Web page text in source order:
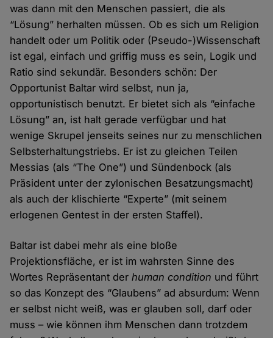
was dann mit den Menschen passiert, die als
“Lösung” herhalten müssen. Ob es sich um Religion
handelt oder um Politik oder (Pseudo-)Wissenschaft
ist egal, einfach und griffig muss es sein, Logik und
Ratio sind sekundär. Besonders schön: Der
Opportunist Baltar wird selbst, nun ja,
opportunistisch benutzt. Er bietet sich als “einfache
Lösung” an, ist halt gerade verfügbar und hat
wenige Skrupel jenseits seines nur zu menschlichen
Selbsterhaltungstriebs. Er ist zu gleichen Teilen
Messias (als “The One”) und Sündenbock (als
Präsident unter der zylonischen Besatzungsmacht)
als auch der klischierte “Experte” (mit seinem
erlogenen Gentest in der ersten Staffel).
Baltar ist dabei mehr als eine bloße
Projektionsfläche, er ist im wahrsten Sinne des
Wortes Repräsentant derhuman condition und führt
so das Konzept des “Glaubens” ad absurdum: Wenn
er selbst nicht weiß, was er glauben soll, darf oder
muss – wie können ihm Menschen dann trotzdem